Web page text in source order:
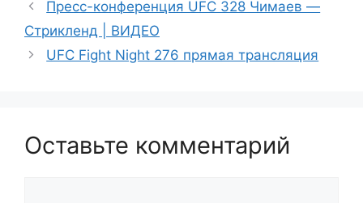
Пресс-конференция UFC 328 Чимаев —
Стрикленд | ВИДЕО
UFC Fight Night 276 прямая трансляция
Оставьте комментарий